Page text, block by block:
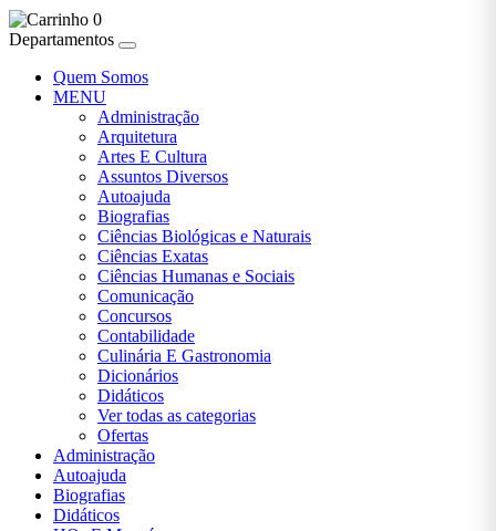
PRÉ-
VENDA >
ARTES E
CULTURA
CULTURA
PSICOLOGIA
RELIGIÃO
RELIGIÃO
RELIGIÃO|
|PRÉ-
VENDA
SAÚDE
0
Departamentos
Quem Somos
MENU
Administração
Arquitetura
Artes E Cultura
Assuntos Diversos
Autoajuda
Biografias
Ciências Biológicas e Naturais
Ciências Exatas
Ciências Humanas e Sociais
Comunicação
Concursos
Contabilidade
Culinária E Gastronomia
Dicionários
Didáticos
Ver todas as categorias
Ofertas
Administração
Autoajuda
Biografias
Didáticos